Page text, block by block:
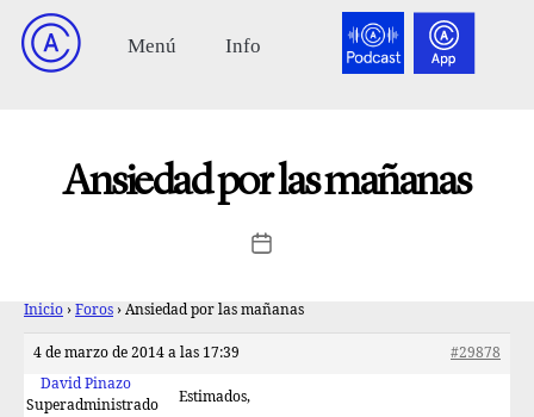
Ansiedad por las mañanas
Inicio › Foros › Ansiedad por las mañanas
4 de marzo de 2014 a las 17:39
#29878
David Pinazo
Superadministrado
Estimados,